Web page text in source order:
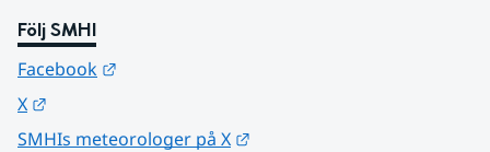
Följ SMHI
Facebook
X
SMHIs meteorologer på X